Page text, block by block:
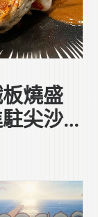
燒盛
尖沙咀